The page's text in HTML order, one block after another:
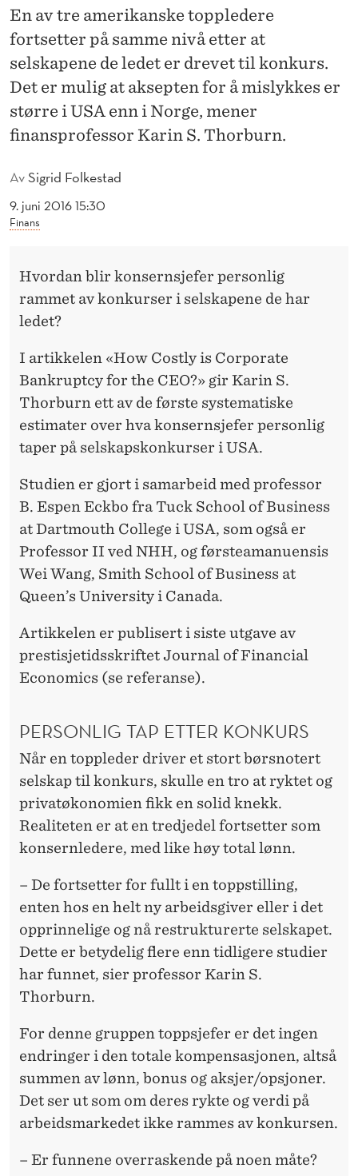
O
N
K
U
R
E
R
AvSigrid Folkestad
9. juni 2016 15:30
Finans
En av tre amerikanske toppledere
fortsetter på samme nivå etter at
selskapene de ledet er drevet til konkurs.
Det er mulig at aksepten for å mislykkes er
større i USA enn i Norge, mener
finansprofessor Karin S. Thorburn.
Hvordan blir konsernsjefer personlig
rammet av konkurser i selskapene de har
ledet?
I artikkelen «How Costly is Corporate
Bankruptcy for the CEO?» gir Karin S.
Thorburn ett av de første systematiske
estimater over hva konsernsjefer personlig
taper på selskapskonkurser i USA.
Studien er gjort i samarbeid med professor
B. Espen Eckbo fra Tuck School of Business
at Dartmouth College i USA, som også er
Professor II ved NHH, og førsteamanuensis
Wei Wang, Smith School of Business at
Queen’s University i Canada.
Artikkelen er publisert i siste utgave av
prestisjetidsskriftet Journal of Financial
Economics (se referanse).
PERSONLIG TAP ETTER KONKURS
Når en toppleder driver et stort børsnotert
selskap til konkurs, skulle en tro at ryktet og
privatøkonomien fikk en solid knekk.
Realiteten er at en tredjedel fortsetter som
konsernledere, med like høy total lønn.
– De fortsetter for fullt i en toppstilling,
enten hos en helt ny arbeidsgiver eller i det
opprinnelige og nå restrukturerte selskapet.
Dette er betydelig flere enn tidligere studier
har funnet, sier professor Karin S.
Thorburn.
For denne gruppen toppsjefer er det ingen
endringer i den totale kompensasjonen, altså
summen av lønn, bonus og aksjer/opsjoner.
Det ser ut som om deres rykte og verdi på
arbeidsmarkedet ikke rammes av konkursen.
– Er funnene overraskende på noen måte?